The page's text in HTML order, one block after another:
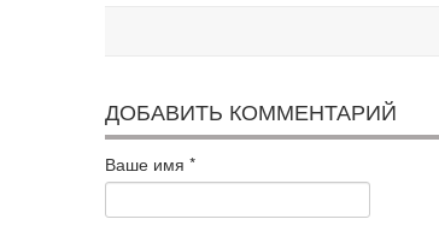
ДОБАВИТЬ КОММЕНТАРИЙ
Ваше имя *